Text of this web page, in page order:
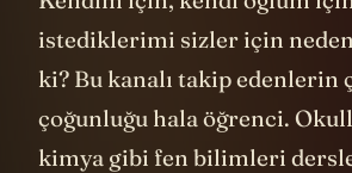
istediklerimi sizler için
ki? Bu kanalı takip edenlerin
çoğunluğu hala öğrenci.
kimya gibi fen bilimleri